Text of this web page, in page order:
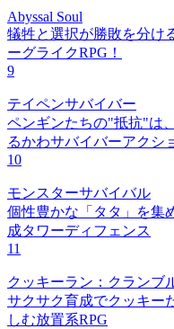
Abyssal Soul
犠牲と選択が勝敗を分け
ーグライクRPG！
9
テイペンサバイバー
ペンギンたちの"抵抗"は
るかわサバイバーアクシ
10
モンスターサバイバル
個性豊かな「タタ」を集
成タワーディフェンス
11
クッキーラン：クランブ
サクサク育成でクッキー
しむ放置系RPG